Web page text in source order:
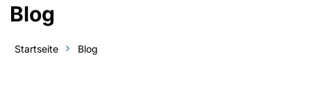
Blog
Startseite Blog